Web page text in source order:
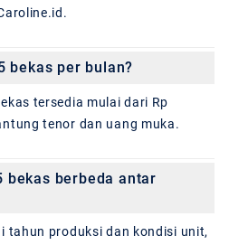
bekas per bulan?
tersedia mulai dari Rp
tenor dan uang muka.
bekas berbeda antar
tahun produksi dan kondisi unit,